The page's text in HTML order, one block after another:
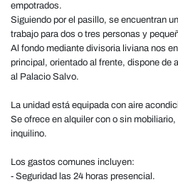
empotrados.
Siguiendo por el pasillo, se encuentran
trabajo para dos o tres personas y
Al fondo mediante divisoria liviana nos
principal, orientado al frente, dispone de
al Palacio Salvo.
La unidad está equipada con aire
Se ofrece en alquiler con o sin
inquilino.
Los gastos comunes incluyen:
- Seguridad las 24 horas presencial.